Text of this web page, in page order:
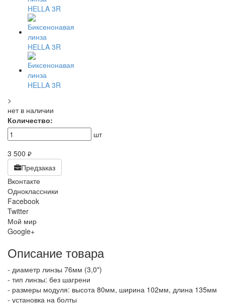
>
нет в наличии
Количество:
шт
3 500 руб.
Предзаказ
Вконтакте
Одноклассники
Facebook
Twitter
Мой мир
Google+
Описание товара
- диаметр линзы 76мм (3,0")
- тип линзы: без шагрени
- размеры модуля: высота 80мм, ширина 102мм, длина 135мм
- установка на болты